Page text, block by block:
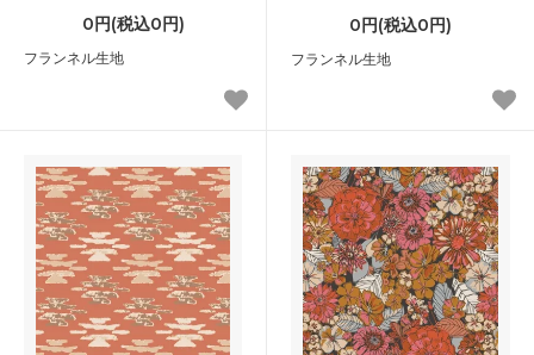
0円(税込0円)
フランネル生地
0円(税込0円)
フランネル生地